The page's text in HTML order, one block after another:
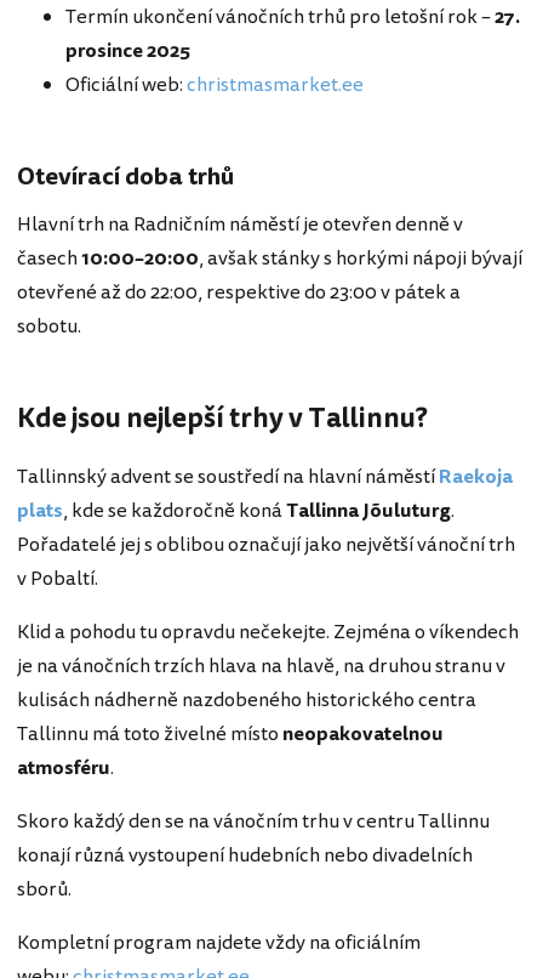
Termín ukončení vánočních trhů pro letošní rok –27.
prosince 2025
Oficiální web:christmasmarket.ee
Otevírací doba trhů
Hlavní trh na Radničním náměstí je otevřen denně v
časech10:00–20:00, avšak stánky s horkými nápoji bývají
otevřené až do 22:00, respektive do 23:00 v pátek a
sobotu.
Kde jsou nejlepší trhy v Tallinnu?
Tallinnský advent se soustředí na hlavní náměstíRaekoja
plats, kde se každoročně konáTallinna Jõuluturg.
Pořadatelé jej s oblibou označují jako největší vánoční trh
v Pobaltí.
Klid a pohodu tu opravdu nečekejte. Zejména o víkendech
je na vánočních trzích hlava na hlavě, na druhou stranu v
kulisách nádherně nazdobeného historického centra
Tallinnu má toto živelné místo neopakovatelnou
atmosféru.
Skoro každý den se na vánočním trhu v centru Tallinnu
konají různá vystoupení hudebních nebo divadelních
sborů.
Kompletní program najdete vždy na oficiálním